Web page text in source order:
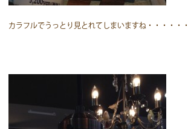
カラフルでうっとり見とれてしまいますね・・・・・・